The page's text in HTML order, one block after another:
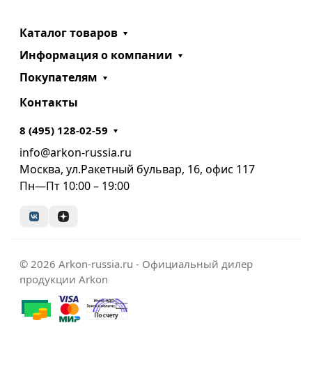
Каталог товаров
Информация о компании
Покупателям
Контакты
8 (495) 128-02-59
info@arkon-russia.ru
Москва, ул.Ракетный бульвар, 16, офис 117
Пн—Пт 10:00 – 19:00
© 2026 Arkon-russia.ru - Официальный дилер
продукции Arkon